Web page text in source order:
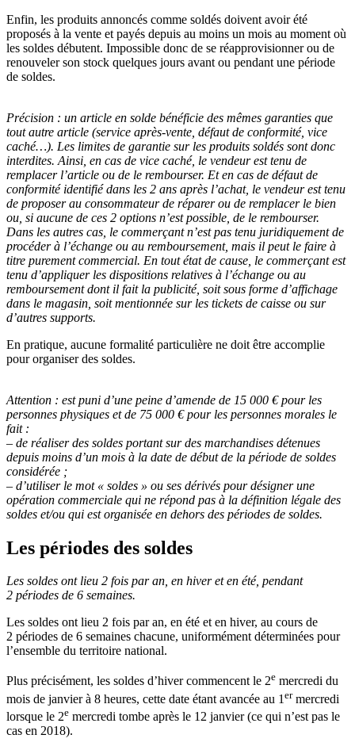
Enfin, les produits annoncés comme soldés doivent avoir été
proposés à la vente et payés depuis au moins un mois au moment où
les soldes débutent. Impossible donc de se réapprovisionner ou de
renouveler son stock quelques jours avant ou pendant une période
de soldes.
Précision : un article en solde bénéficie des mêmes garanties que
tout autre article (service après-vente, défaut de conformité, vice
caché…). Les limites de garantie sur les produits soldés sont donc
interdites. Ainsi, en cas de vice caché, le vendeur est tenu de
remplacer l’article ou de le rembourser. Et en cas de défaut de
conformité identifié dans les 2 ans après l’achat, le vendeur est tenu
de proposer au consommateur de réparer ou de remplacer le bien
ou, si aucune de ces 2 options n’est possible, de le rembourser.
Dans les autres cas, le commerçant n’est pas tenu juridiquement de
procéder à l’échange ou au remboursement, mais il peut le faire à
titre purement commercial. En tout état de cause, le commerçant est
tenu d’appliquer les dispositions relatives à l’échange ou au
remboursement dont il fait la publicité, soit sous forme d’affichage
dans le magasin, soit mentionnée sur les tickets de caisse ou sur
d’autres supports.
En pratique, aucune formalité particulière ne doit être accomplie
pour organiser des soldes.
Attention : est puni d’une peine d’amende de 15 000 € pour les
personnes physiques et de 75 000 € pour les personnes morales le
fait :
– de réaliser des soldes portant sur des marchandises détenues
depuis moins d’un mois à la date de début de la période de soldes
considérée ;
– d’utiliser le mot « soldes » ou ses dérivés pour désigner une
opération commerciale qui ne répond pas à la définition légale des
soldes et/ou qui est organisée en dehors des périodes de soldes.
Les périodes des soldes
Les soldes ont lieu 2 fois par an, en hiver et en été, pendant
2 périodes de 6 semaines.
Les soldes ont lieu 2 fois par an, en été et en hiver, au cours de
2 périodes de 6 semaines chacune, uniformément déterminées pour
l’ensemble du territoire national.
Plus précisément, les soldes d’hiver commencent le 2e mercredi du
mois de janvier à 8 heures, cette date étant avancée au 1 ermercredi
lorsque le 2e mercredi tombe après le 12 janvier (ce qui n’est pas le
cas en 2018).